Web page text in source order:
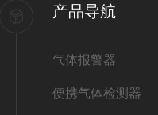
产品导航
气体报警器
便携气体检测器